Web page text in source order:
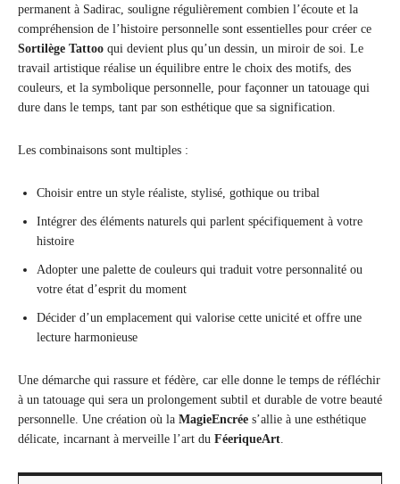
permanent à Sadirac, souligne régulièrement combien l’écoute et la
compréhension de l’histoire personnelle sont essentielles pour créer ce
Sortilège Tattoo qui devient plus qu’un dessin, un miroir de soi. Le
travail artistique réalise un équilibre entre le choix des motifs, des
couleurs, et la symbolique personnelle, pour façonner un tatouage qui
dure dans le temps, tant par son esthétique que sa signification.
Les combinaisons sont multiples :
Choisir entre un style réaliste, stylisé, gothique ou tribal
Intégrer des éléments naturels qui parlent spécifiquement à votre
histoire
Adopter une palette de couleurs qui traduit votre personnalité ou
votre état d’esprit du moment
Décider d’un emplacement qui valorise cette unicité et offre une
lecture harmonieuse
Une démarche qui rassure et fédère, car elle donne le temps de réfléchir
à un tatouage qui sera un prolongement subtil et durable de votre beauté
personnelle. Une création où la MagieEncrée s’allie à une esthétique
délicate, incarnant à merveille l’art du FéeriqueArt.